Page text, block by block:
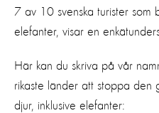
7 av 10 svenska turister som
elefanter, visar en
Här kan du skriva på vår
rikaste länder att stoppa den
djur, inklusive elefanter: